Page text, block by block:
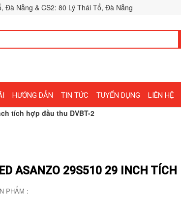
Đà Nẵng & CS2: 80 Lý Thái Tổ, Đà Nẵng
HƯỚNG DẪN TIN TỨC TUYỂN DỤNG LIÊN HỆ
tích hợp đầu thu DVBT-2
ASANZO 29S510 29 INCH TÍCH
PHẨM :